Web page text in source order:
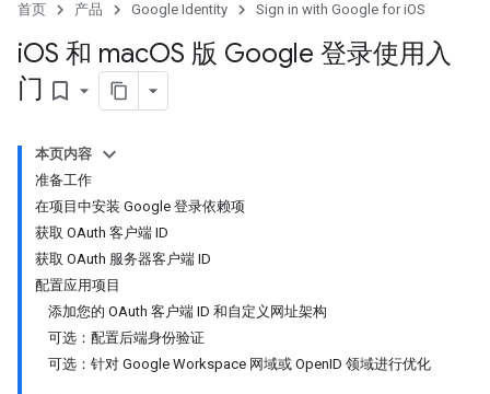
首页 产品 Google Identity Sign in with Google for iOS
iOS 和 macOS 版 Google 登录使用入
门 bookmark_border
本页内容
准备工作
在项目中安装 Google 登录依赖项
获取 OAuth 客户端 ID
获取 OAuth 服务器客户端 ID
配置应用项目
添加您的 OAuth 客户端 ID 和自定义网址架构
可选：配置后端身份验证
可选：针对 Google Workspace 网域或 OpenID 领域进行优化